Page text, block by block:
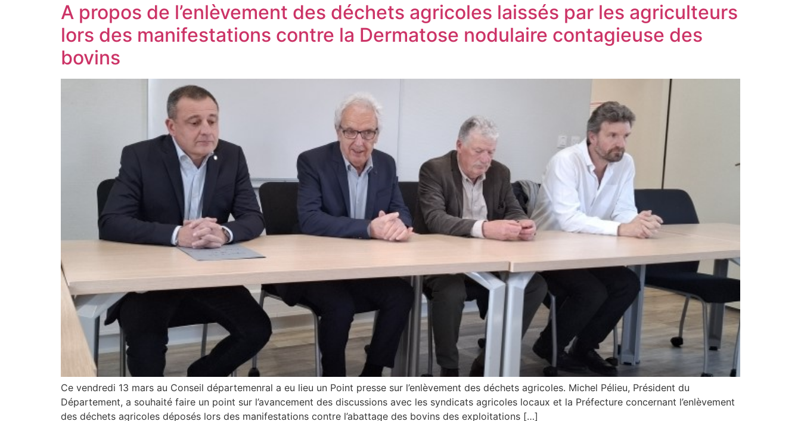
A propos de l’enlèvement des déchets agricoles laissés par les agriculteurs
lors des manifestations contre la Dermatose nodulaire contagieuse des
bovins
Ce vendredi 13 mars au Conseil départemenral a eu lieu un Point presse sur l’enlèvement des déchets agricoles. Michel Pélieu, Président du
Département, a souhaité faire un point sur l’avancement des discussions avec les syndicats agricoles locaux et la Préfecture concernant l’enlèvement
des déchets agricoles déposés lors des manifestations contre l’abattage des bovins des exploitations […]